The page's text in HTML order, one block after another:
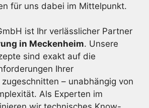
für uns dabei im Mittelpunkt.
ist Ihr verlässlicher Partner
in Meckenheim. Unsere
sind exakt auf die
Ihrer
– unabhängig von
Als Experten im